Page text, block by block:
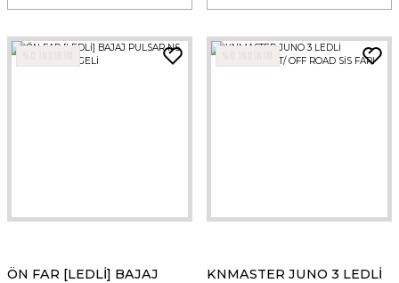
ÖN FAR [LEDLİ] BAJAJ
KNMASTER JUNO 3 LEDLİ